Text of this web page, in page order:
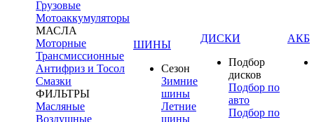
Грузовые
Мотоаккумуляторы
МАСЛА
Моторные
Трансмиссионные
Антифриз и Тосол
Смазки
ФИЛЬТРЫ
Масляные
Воздушные
ШИНЫ
Сезон
Зимние
шины
Летние
шины
ДИСКИ
Подбор
дисков
Подбор по
авто
Подбор по
АКБ